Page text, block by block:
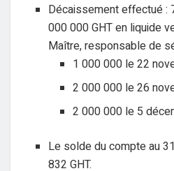
Décaissement effectué :
000 000 GHT en liquide
Maître, responsable de
1 000 000 le 22
2 000 000 le 26
2 000 000 le 5
Le solde du compte au
832 GHT.